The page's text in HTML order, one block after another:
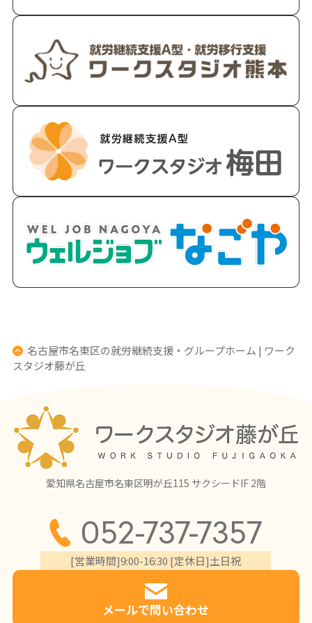
名古屋市名東区の就労継続支援・グループホーム | ワーク
スタジオ藤が丘
愛知県名古屋市名東区明が丘115 サクシードIF 2階
052-737-7357
[営業時間]9:00-16:30 [定休日]土日祝
メールで問い合わせ